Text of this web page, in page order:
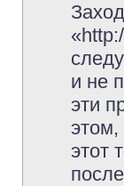
и не
эти
этот